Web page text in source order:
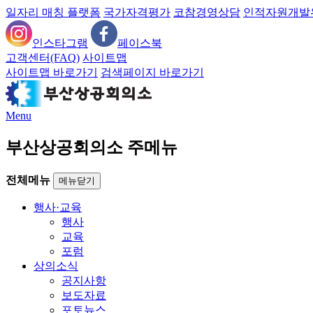
일자리 매칭 플랫폼 국가자격평가 코참경영상담 인적자원개발
인스타그램
페이스북
고객센터(FAQ) 사이트맵
사이트맵 바로가기
검색페이지 바로가기
Menu
부산상공회의소 주메뉴
전체메뉴 메뉴닫기
행사·교육
행사
교육
포럼
상의소식
공지사항
보도자료
포토뉴스